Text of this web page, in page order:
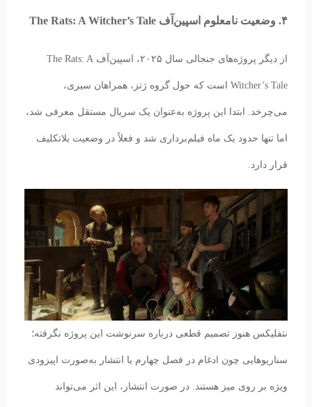
۴. وضعیت نامعلوم اسپین‌آف The Rats: A Witcher’s Tale
از دیگر پروژه‌های جنجالی سال ۲۰۲۵، اسپین‌آف The Rats: A
Witcher’s Tale است که حول گروه رَتز، همراهان سیری،
می‌چرخد. ابتدا این پروژه به‌عنوان یک سریال مستقل معرفی شد،
اما تنها حدود یک ماه فیلم‌برداری شد و فعلاً در وضعیت بلاتکلیف
قرار دارد.
نتفلیکس هنوز تصمیم قطعی درباره سرنوشت این پروژه نگرفته؛
سناریوهایی چون ادغام در فصل چهارم یا انتشار به‌صورت اپیزودی
ویژه بر روی میز هستند. در صورت انتشار، این اثر می‌تواند